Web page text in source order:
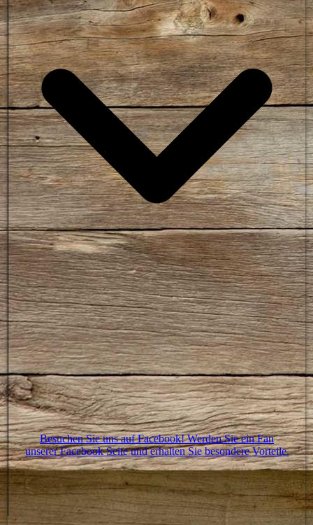
Besuchen Sie uns auf Facebook! Werden Sie ein Fan
unserer Facebook Seite und erhalten Sie besondere Vorteile.